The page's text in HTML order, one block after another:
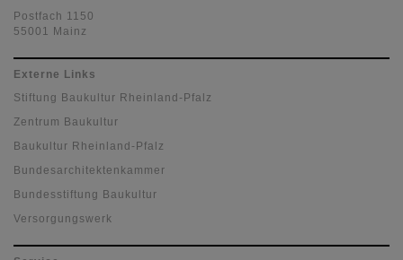
Postfach 1150
55001 Mainz
Externe Links
Stiftung Baukultur Rheinland-Pfalz
Zentrum Baukultur
Baukultur Rheinland-Pfalz
Bundesarchitektenkammer
Bundesstiftung Baukultur
Versorgungswerk